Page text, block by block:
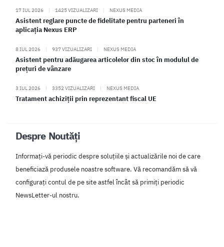
17 IUL 2026 | 1425 VIZUALIZARI | NEXUS MEDIA
Asistent reglare puncte de fidelitate pentru parteneri în
aplicația Nexus ERP
8 IUL 2026 | 937 VIZUALIZARI | NEXUS MEDIA
Asistent pentru adăugarea articolelor din stoc în modulul de
prețuri de vânzare
3 IUL 2026 | 3352 VIZUALIZARI | NEXUS MEDIA
Tratament achiziții prin reprezentant fiscal UE
Despre Noutăți
Informați-vă periodic despre soluțiile și actualizările noi de care
beneficiază produsele noastre software. Vă recomandăm să vă
configurați contul de pe site astfel încât să primiți periodic
NewsLetter-ul nostru.